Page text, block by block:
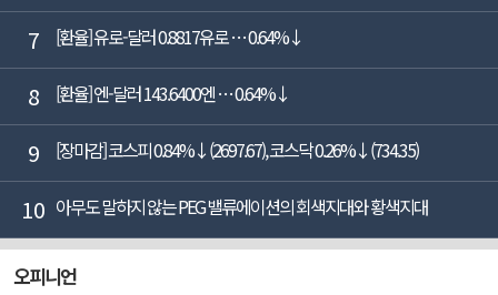
7 [환율] 유로-달러 0.8817유로 … 0.64%↓
8 [환율] 엔-달러 143.6400엔 … 0.64%↓
9 [장마감] 코스피 0.84%↓(2697.67), 코스닥 0.26%↓(734.35)
10 아무도 말하지 않는 PEG 밸류에이션의 회색지대와 황색지대
오피니언